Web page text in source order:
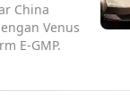
China
Venus
E-GMP.